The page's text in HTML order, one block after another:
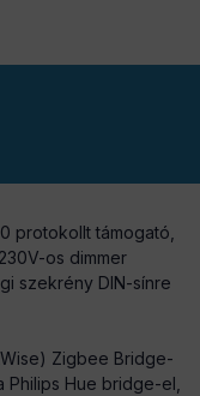
protokollt támogató,
os dimmer
szekrény DIN-sínre
Zigbee Bridge-
Philips Hue bridge-el,